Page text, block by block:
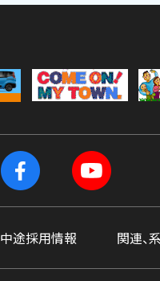
中途採用情報 関連、